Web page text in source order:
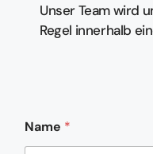
Unser Team wird
Regel innerhalb
e
l
Name *